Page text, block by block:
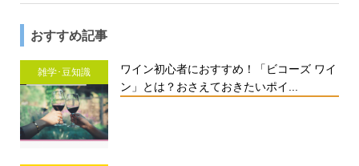
おすすめ記事
雑学･豆知識
ワイン初心者におすすめ！「ビコーズ ワイ
ン」とは？おさえておきたいポイ...